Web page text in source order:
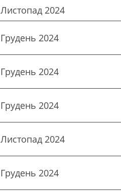
Листопад 2024
Грудень 2024
Грудень 2024
Грудень 2024
Листопад 2024
Грудень 2024